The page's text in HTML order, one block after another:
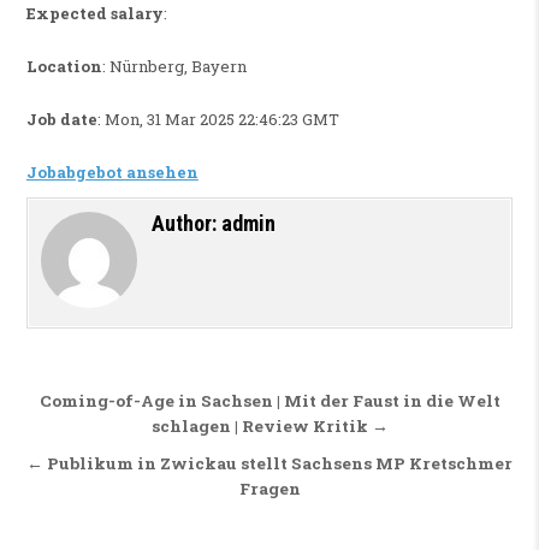
Expected salary:
Location: Nürnberg, Bayern
Job date: Mon, 31 Mar 2025 22:46:23 GMT
Jobabgebot ansehen
Author: admin
Beitragsnavigation
Coming-of-Age in Sachsen | Mit der Faust in die Welt
schlagen | Review Kritik →
← Publikum in Zwickau stellt Sachsens MP Kretschmer
Fragen